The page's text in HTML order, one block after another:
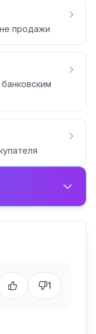
продажи
1